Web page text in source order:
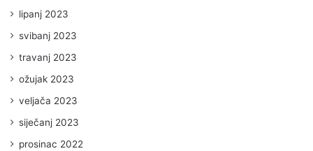
lipanj 2023
svibanj 2023
travanj 2023
ožujak 2023
veljača 2023
siječanj 2023
prosinac 2022